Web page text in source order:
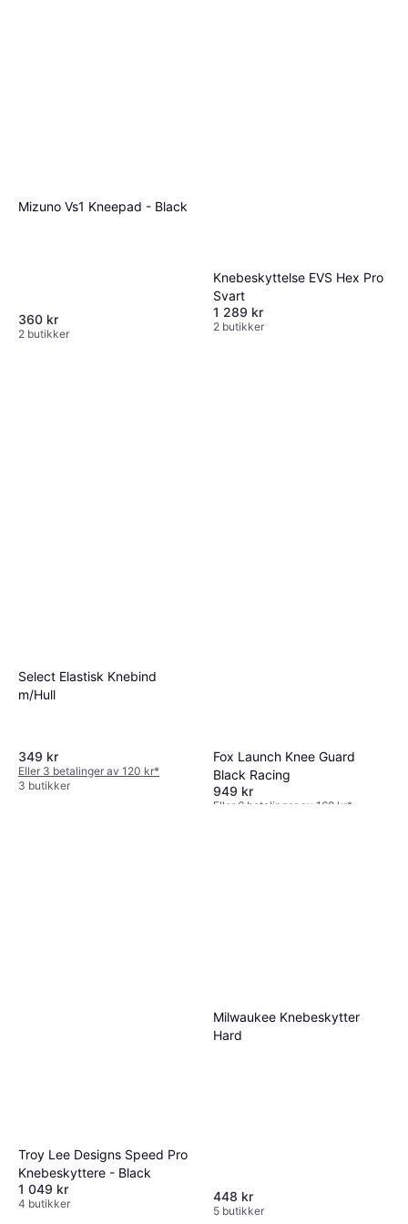
Mizuno Vs1 Kneepad - Black
360 kr
2 butikker
Knebeskyttelse EVS Hex Pro
Svart
1 289 kr
2 butikker
Select Elastisk Knebind
m/Hull
349 kr
Eller 3 betalinger av 120 kr*
3 butikker
Fox Launch Knee Guard
Black Racing
949 kr
Eller 6 betalinger av 168 kr*
Troy Lee Designs Speed Pro
Knebeskyttere - Black
1 049 kr
4 butikker
Milwaukee Knebeskytter
Hard
448 kr
5 butikker